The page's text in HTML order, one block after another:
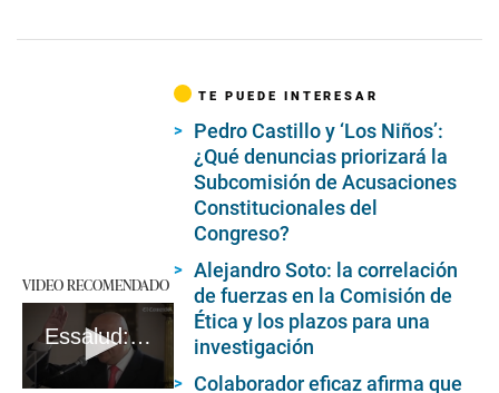
TE PUEDE INTERESAR
Pedro Castillo y ‘Los Niños’:
¿Qué denuncias priorizará la
Subcomisión de Acusaciones